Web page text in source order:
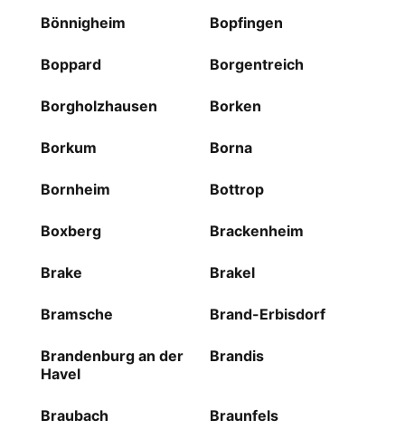
Bönnigheim Bopfingen
Boppard Borgentreich
Borgholzhausen Borken
Borkum Borna
Bornheim Bottrop
Boxberg Brackenheim
Brake Brakel
Bramsche Brand-Erbisdorf
Brandenburg an der
Havel
Brandis
Braubach Braunfels